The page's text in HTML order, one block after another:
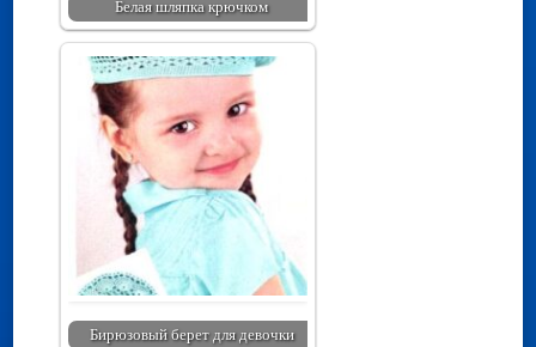
Белая шляпка крючком
Бирюзовый берет для девочки